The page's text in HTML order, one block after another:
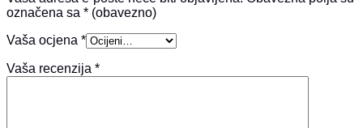
označena sa * (obavezno)
Vaša ocjena *
Vaša recenzija *